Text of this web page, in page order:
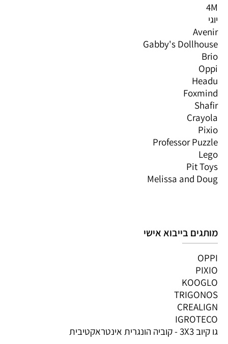
4M
יוגי
Avenir
Gabby's Dollhouse
Brio
Oppi
Headu
Foxmind
Shafir
Crayola
Pixio
Professor Puzzle
Lego
Pit Toys
Melissa and Doug
מותגים בייבוא אישי
OPPI
PIXIO
KOOGLO
TRIGONOS
CREALIGN
IGROTECO
גו קיוב 3X3 - קוביה הונגרית אינטראקטיבית